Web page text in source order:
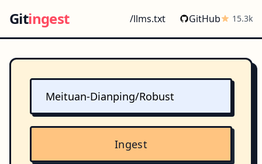
Gitingest /llms.txt GitHub 15.3k
Ingest